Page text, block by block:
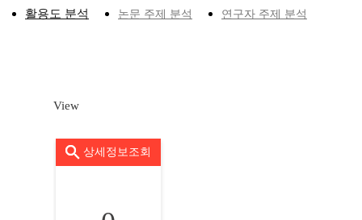
활용도 분석 논문 주제 분석 연구자 주제 분석
View
상세정보조회